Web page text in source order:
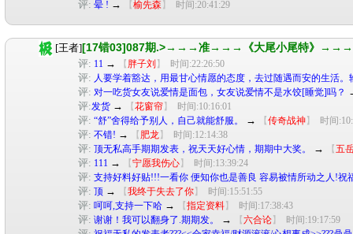
评: 晕 ! → 【榆先森 】 时间:20:41:29
[王者][17错03]087期.>→→→准→→→《大尾小尾特》
评: 11 → 【 胖子刘 】 时间:22:26:50
评: 人要学着豁达，用最甘心情愿的态度，去过随遇而安的生活
评: 对一吃货女友说爱情是面包，女友说爱情不是水饺[睡觉]吗？
评:发货 → 【花窗帘】 时间:10:16:01
评: “舒”舍得给予别人，自己就能舒服。 → 【传奇战神】 时间
评: 不错! → 【 肥龙】 时间:12:14:38
评: 顶无私高手期期发表，祝天天好心情，期期中大奖。 → 【五
评: 111 → 【宁愿我伤心】 时间:13:39:24
评: 支持好料好贴!!!一看你 便知你也是善良 容易被情所动之人!祝
评: 顶 → 【我终于失去了你】 时间:15:51:55
评: 呵呵,支持一下哈 → 【指定资料】 时间:17:38:43
评: 谢谢！我可以翻身了.期期发。 → 【六合论】 时间:19:17:59